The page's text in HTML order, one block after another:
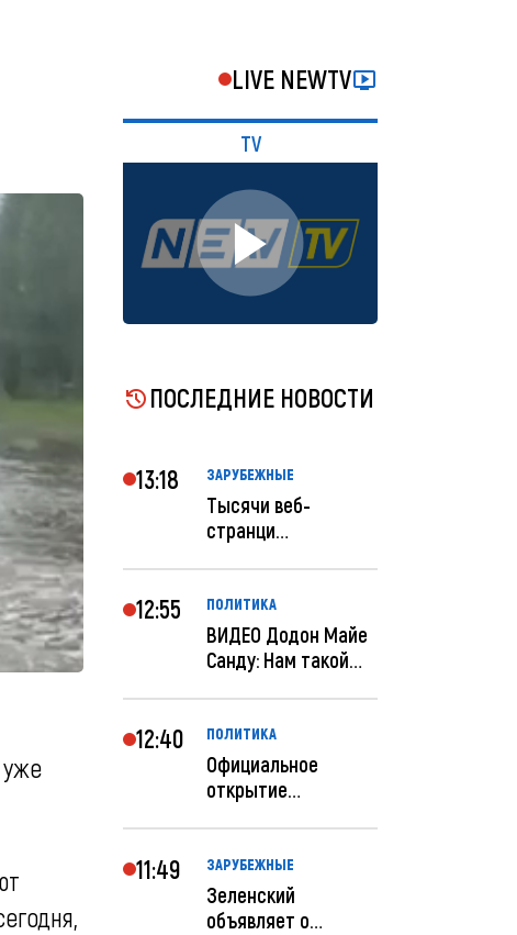
LIVE NEWTV
TV
ПОСЛЕДНИЕ НОВОСТИ
13:18 ЗАРУБЕЖНЫЕ
Тысячи веб-
странци
12:55 ПОЛИТИКА
ВИДЕО Додон Майе
Санду: Нам такой
12:40 ПОЛИТИКА
Официальное
открытие
Кишиневе: и...
11:49 ЗАРУБЕЖНЫЕ
Зеленский
объявляет о